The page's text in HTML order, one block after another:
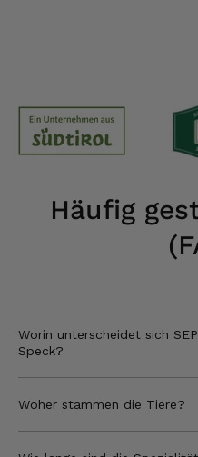
Häufig
Worin unterscheidet sich
Speck?
Woher stammen die Tiere?